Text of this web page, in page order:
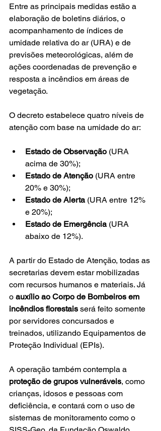
Entre as principais medidas estão a
elaboração de boletins diários, o
acompanhamento de índices de
umidade relativa do ar (URA) e de
previsões meteorológicas, além de
ações coordenadas de prevenção e
resposta a incêndios em áreas de
vegetação.
O decreto estabelece quatro níveis de
atenção com base na umidade do ar:
Estado de Observação (URA
acima de 30%);
Estado de Atenção (URA entre
20% e 30%);
Estado de Alerta (URA entre 12%
e 20%);
Estado de Emergência (URA
abaixo de 12%).
A partir do Estado de Atenção, todas as
secretarias devem estar mobilizadas
com recursos humanos e materiais. Já
o auxílio ao Corpo de Bombeiros em
incêndios florestais será feito somente
por servidores concursados e
treinados, utilizando Equipamentos de
Proteção Individual (EPIs).
A operação também contempla a
proteção de grupos vulneráveis, como
crianças, idosos e pessoas com
deficiência, e contará com o uso de
sistemas de monitoramento como o